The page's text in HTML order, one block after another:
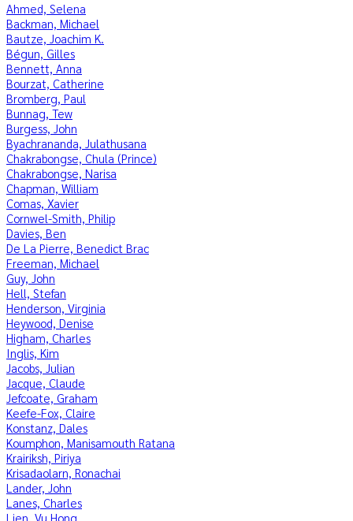
Ahmed, Selena
Backman, Michael
Bautze, Joachim K.
Bégun, Gilles
Bennett, Anna
Bourzat, Catherine
Bromberg, Paul
Bunnag, Tew
Burgess, John
Byachrananda, Julathusana
Chakrabongse, Chula (Prince)
Chakrabongse, Narisa
Chapman, William
Comas, Xavier
Cornwel-Smith, Philip
Davies, Ben
De La Pierre, Benedict Brac
Freeman, Michael
Guy, John
Hell, Stefan
Henderson, Virginia
Heywood, Denise
Higham, Charles
Inglis, Kim
Jacobs, Julian
Jacque, Claude
Jefcoate, Graham
Keefe-Fox, Claire
Konstanz, Dales
Koumphon, Manisamouth Ratana
Krairiksh, Piriya
Krisadaolarn, Ronachai
Lander, John
Lanes, Charles
Lien, Vu Hong